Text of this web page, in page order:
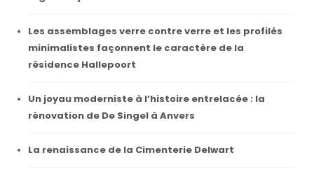
Les assemblages verre contre verre et les profilés
minimalistes façonnent le caractère de la
résidence Hallepoort
Un joyau moderniste à l’histoire entrelacée : la
rénovation de De Singel à Anvers
La renaissance de la Cimenterie Delwart